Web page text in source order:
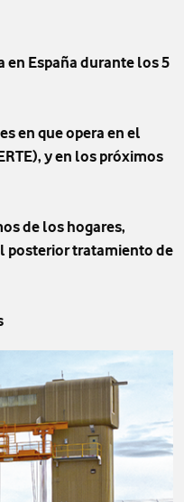
en España durante los 5
en que opera en el
y en los próximos
de los hogares,
posterior tratamiento de